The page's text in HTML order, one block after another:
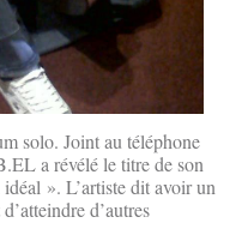
solo. Joint au téléphone
a révélé le titre de son
». L’artiste dit avoir un
d’autres